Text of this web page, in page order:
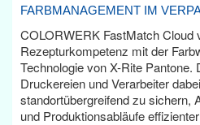
ARBMANAGEMENT IM
COLORWERK FastMatch Cloud
Rezepturkompetenz mit der
Technologie von X-Rite Pantone.
Druckereien und Verarbeiter
standortübergreifend zu sichern,
und Produktionsabläufe